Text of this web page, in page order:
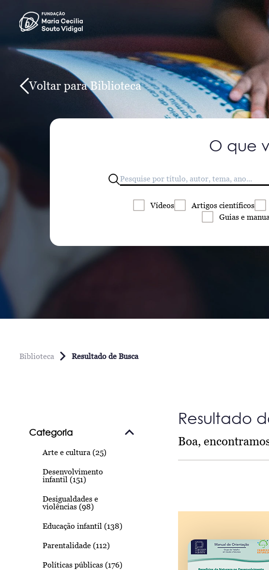
Voltar para Biblioteca
O que
Vídeos Artigos científicos
Guias e
Biblioteca Resultado de Busca
Categoria
Arte e cultura (25)
Desenvolvimento
infantil (151)
Desigualdades e
violências (98)
Educação infantil (138)
Parentalidade (112)
Políticas públicas (176)
Resultado
Boa,